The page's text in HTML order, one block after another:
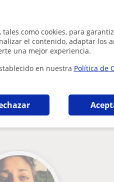
como cookies, para
el contenido, adaptar los
una mejor experiencia.
en nuestra Política de
este perfil?Cuéntanos
interesarte